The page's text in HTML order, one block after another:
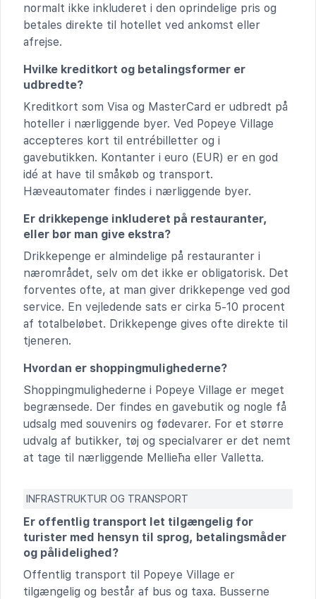
normalt ikke inkluderet i den oprindelige pris og
betales direkte til hotellet ved ankomst eller
afrejse.
Hvilke kreditkort og betalingsformer er
udbredte?
Kreditkort som Visa og MasterCard er udbredt på
hoteller i nærliggende byer. Ved Popeye Village
accepteres kort til entrébilletter og i
gavebutikken. Kontanter i euro (EUR) er en god
idé at have til småkøb og transport.
Hæveautomater findes i nærliggende byer.
Er drikkepenge inkluderet på restauranter,
eller bør man give ekstra?
Drikkepenge er almindelige på restauranter i
nærområdet, selv om det ikke er obligatorisk. Det
forventes ofte, at man giver drikkepenge ved god
service. En vejledende sats er cirka 5-10 procent
af totalbeløbet. Drikkepenge gives ofte direkte til
tjeneren.
Hvordan er shoppingmulighederne?
Shoppingmulighederne i Popeye Village er meget
begrænsede. Der findes en gavebutik og nogle få
udsalg med souvenirs og fødevarer. For et større
udvalg af butikker, tøj og specialvarer er det nemt
at tage til nærliggende Mellieħa eller Valletta.
INFRASTRUKTUR OG TRANSPORT
Er offentlig transport let tilgængelig for
turister med hensyn til sprog, betalingsmåder
og pålidelighed?
Offentlig transport til Popeye Village er
tilgængelig og består af bus og taxa. Busserne